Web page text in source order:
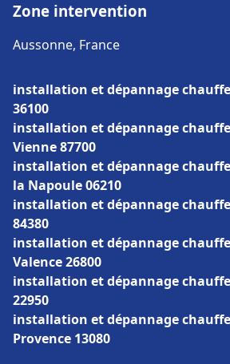
Zone intervention
Aussonne, France
installation et dépannage
36100
installation et dépannage
Vienne 87700
installation et dépannage
la Napoule 06210
installation et dépannage
84380
installation et dépannage
Valence 26800
installation et dépannage
22950
installation et dépannage
Provence 13080